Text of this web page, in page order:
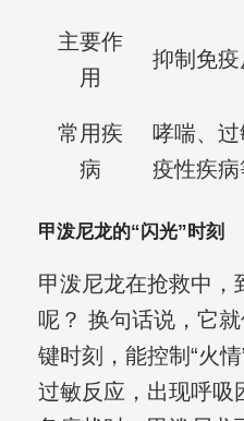
主要作
用
抑制免
常用疾
病
哮喘、
疫性疾病
甲泼尼龙的“闪光”时刻
甲泼尼龙在抢救中，
呢？ 换句话说，它
键时刻，能控制“火
过敏反应，出现呼吸